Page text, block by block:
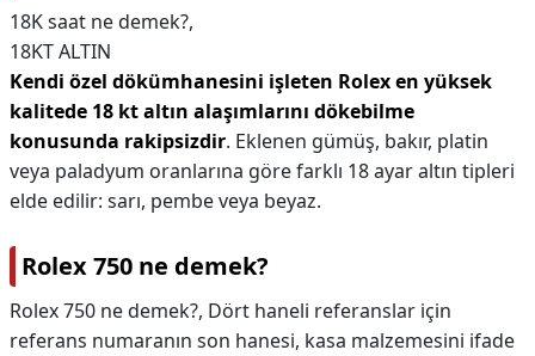
18K saat ne demek?,
18KT ALTIN
Kendi özel dökümhanesini işleten Rolex en yüksek
kalitede 18 kt altın alaşımlarını dökebilme
konusunda rakipsizdir. Eklenen gümüş, bakır, platin
veya paladyum oranlarına göre farklı 18 ayar altın tipleri
elde edilir: sarı, pembe veya beyaz.
Rolex 750 ne demek?
Rolex 750 ne demek?, Dört haneli referanslar için
referans numaranın son hanesi, kasa malzemesini ifade